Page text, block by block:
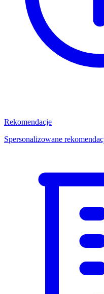
Rekomendacje
Spersonalizowane